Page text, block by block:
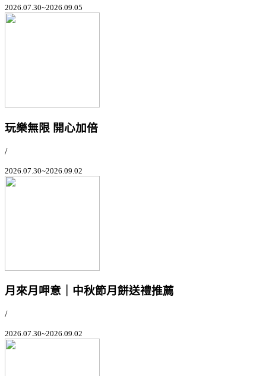
2026.07.30~2026.09.05
玩樂無限 開心加倍
/
2026.07.30~2026.09.02
月來月呷意｜中秋節月餅送禮推薦
/
2026.07.30~2026.09.02